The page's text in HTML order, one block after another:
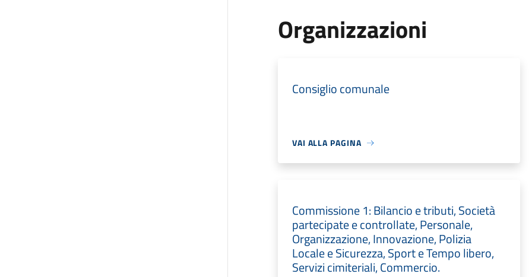
Organizzazioni
Consiglio comunale
VAI ALLA PAGINA
Commissione 1: Bilancio e tributi, Società
partecipate e controllate, Personale,
Organizzazione, Innovazione, Polizia
Locale e Sicurezza, Sport e Tempo libero,
Servizi cimiteriali, Commercio.